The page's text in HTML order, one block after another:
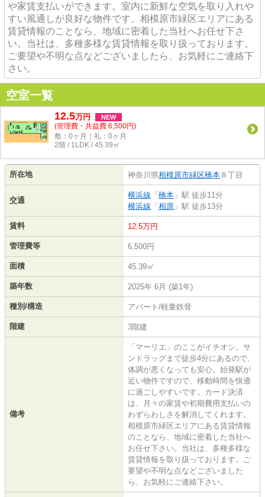
や家賃支払いができます。室内に新鮮な空気を取り入れや
すい風通しが良好な物件です。相模原市緑区エリアにある
賃貸情報のことなら、地域に密着した当社へお任せ下さ
い。当社は、多種多様な賃貸情報を取り扱っております。
ご要望や不明な点などございましたら、お気軽にご連絡下
さい。
空室一覧
12.5万円 NEW
(管理費・共益費 6,500円)
敷：0ヶ月｜礼：0ヶ月
2階 / 1LDK / 45.39㎡
所在地 神奈川県相模原市緑区橋本 ８丁目
交通
横浜線 「 橋本 」駅 徒歩11分
横浜線 「 相原 」駅 徒歩13分
賃料 12.5万円
管理費等 6,500円
面積 45.39㎡
築年数 2025年 6月 (築1年)
種別/構造 アパート/軽量鉄骨
階建 3階建
備考
「マーリエ」のここがイチオシ。サ
ンドラッグまで徒歩4分にあるので、
体調が悪くなっても安心。始発駅が
近い物件ですので、移動時間を快適
に過ごしやすいです。カード決済
は、月々の家賃や初期費用支払いの
わずらわしさを解消してくれます。
相模原市緑区エリアにある賃貸情報
のことなら、地域に密着した当社へ
お任せ下さい。当社は、多種多様な
賃貸情報を取り扱っております。ご
要望や不明な点などございました
ら、お気軽にご連絡下さい。